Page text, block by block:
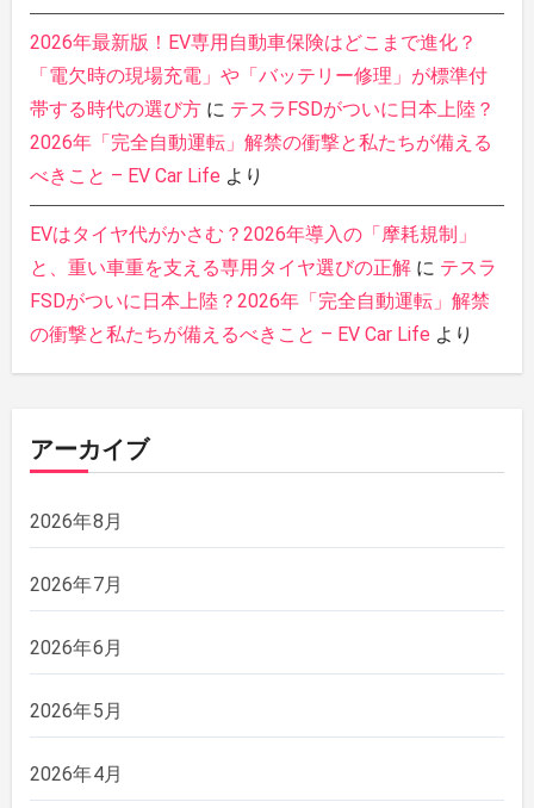
2026年最新版！EV専用自動車保険はどこまで進化？
「電欠時の現場充電」や「バッテリー修理」が標準付
帯する時代の選び方に テスラFSDがついに日本上陸？
2026年「完全自動運転」解禁の衝撃と私たちが備える
べきこと – EV Car Life より
EVはタイヤ代がかさむ？2026年導入の「摩耗規制」
と、重い車重を支える専用タイヤ選びの正解に テスラ
FSDがついに日本上陸？2026年「完全自動運転」解禁
の衝撃と私たちが備えるべきこと – EV Car Life より
アーカイブ
2026年8月
2026年7月
2026年6月
2026年5月
2026年4月